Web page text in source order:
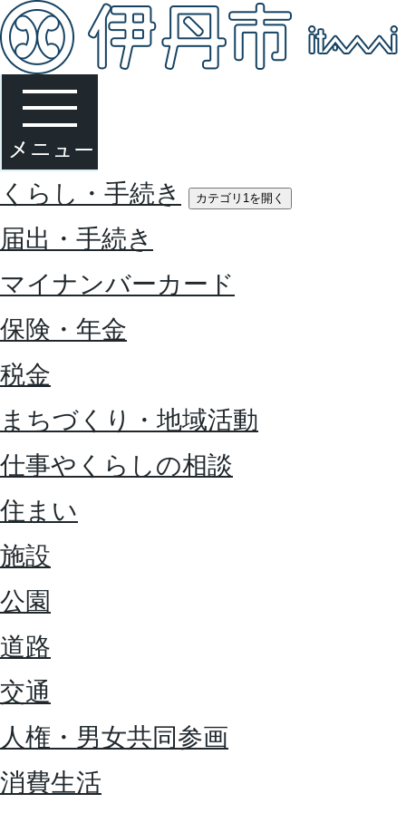
くらし・手続き カテゴリ1を開く
届出・手続き
マイナンバーカード
保険・年金
税金
まちづくり・地域活動
仕事やくらしの相談
住まい
施設
公園
道路
交通
人権・男女共同参画
消費生活